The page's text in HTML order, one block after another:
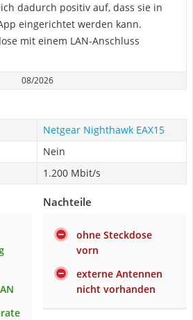
dadurch positiv auf, dass sie in
eingerichtet werden kann.
mit einem LAN-Anschluss
08/2026
Netgear Nighthawk EAX15
Nein
1.200 Mbit/s
Nachteile
ohne Steckdose
vorn
externe Antennen
nicht vorhanden